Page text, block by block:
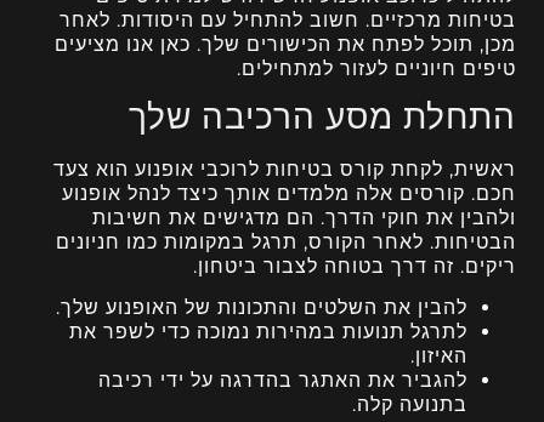
בטיחות מרכזיים. חשוב להתחיל עם היסודות. לאחר
מכן, תוכל לפתח את הכישורים שלך. כאן אנו מציעים
טיפים חיוניים לעזור למתחילים.
התחלת מסע הרכיבה שלך
ראשית, לקחת קורס בטיחות לרוכבי אופנוע הוא צעד
חכם. קורסים אלה מלמדים אותך כיצד לנהל אופנוע
ולהבין את חוקי הדרך. הם מדגישים את חשיבות
הבטיחות. לאחר הקורס, תרגל במקומות כמו חניונים
ריקים. זה דרך בטוחה לצבור ביטחון.
להבין את השלטים והתכונות של האופנוע שלך.
לתרגל תנועות במהירות נמוכה כדי לשפר את
האיזון.
להגביר את האתגר בהדרגה על ידי רכיבה
בתנועה קלה.